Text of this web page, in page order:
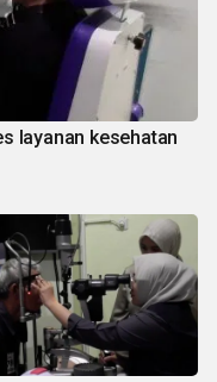
layanan kesehatan